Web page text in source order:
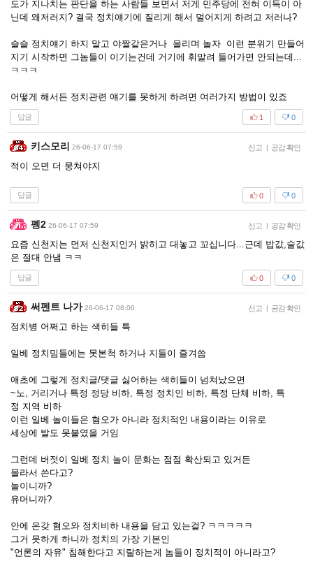
도가 지나치는 판단을 하는 사람들 보면서 저게 민주당에 전혀 이득이 아
닌데 왜저러지? 결국 정치얘기에 질리게 해서 멀어지게 하려고 저러나?
슬슬 정치얘기 하지 말고 야짤같은거나 올리며 놀자 이런 분위기 만들어
지기 시작하면 그놈들이 이기는건데 거기에 휘말려 들어가면 안되는데...
ㅋㅋㅋ
어떻게 해서든 정치관련 얘기를 못하게 하려면 여러가지 방법이 있죠
답글 0
1
키스모리 26-06-17 07:59 신고 공감 확인
적이 오면 더 뭉쳐야지
답글 0
0
펭2 26-06-17 07:59 신고 공감 확인
요즘 신천지는 먼저 신천지인거 밝히고 대놓고 꼬십니다...근데 밥값,술값
은 절대 안냄 ㅋㅋ
답글 0
0
써펜트 나가 26-06-17 08:00 신고 공감 확인
정치병 어쩌고 하는 색히들 특
일베 정치밈들에는 못본척 하거나 지들이 즐겨씀
애초에 그렇게 정치글/댓글 싫어하는 색히들이 넘쳐났으면
~노, 거리거나 특정 정당 비하, 특정 정치인 비하, 특정 단체 비하, 특
정 지역 비하
이런 일베 놀이들은 혐오가 아니라 정치적인 내용이라는 이유로
세상에 발도 못붙였을 거임
그런데 버젓이 일베 정치 놀이 문화는 점점 확산되고 있거든
몰라서 쓴다고?
놀이니까?
유머니까?
안에 온갖 혐오와 정치비하 내용을 담고 있는걸? ㅋㅋㅋㅋㅋ
그거 못하게 하니까 정치의 가장 기본인
"언론의 자유" 침해한다고 지랄하는게 놈들이 정치적이 아니라고?